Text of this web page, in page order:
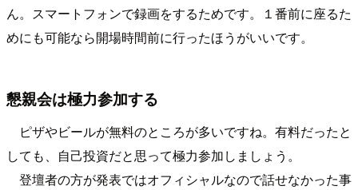
ん。スマートフォンで録画をするためです。１番前に座るた
めにも可能なら開場時間前に行ったほうがいいです。
懇親会は極力参加する
ピザやビールが無料のところが多いですね。有料だったと
しても、自己投資だと思って極力参加しましょう。
登壇者の方が発表ではオフィシャルなので話せなかった事